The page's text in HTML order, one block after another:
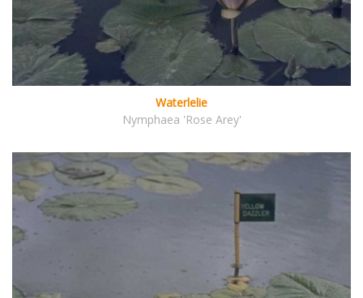
Waterlelie
Nymphaea 'Rose Arey'